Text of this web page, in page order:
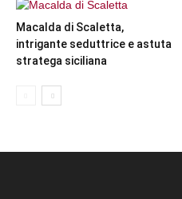
Macalda di Scaletta,
intrigante seduttrice e astuta
stratega siciliana